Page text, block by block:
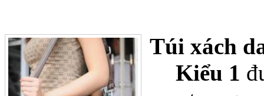
Ốp lưng Samsung
Túi xách
Kiểu 1